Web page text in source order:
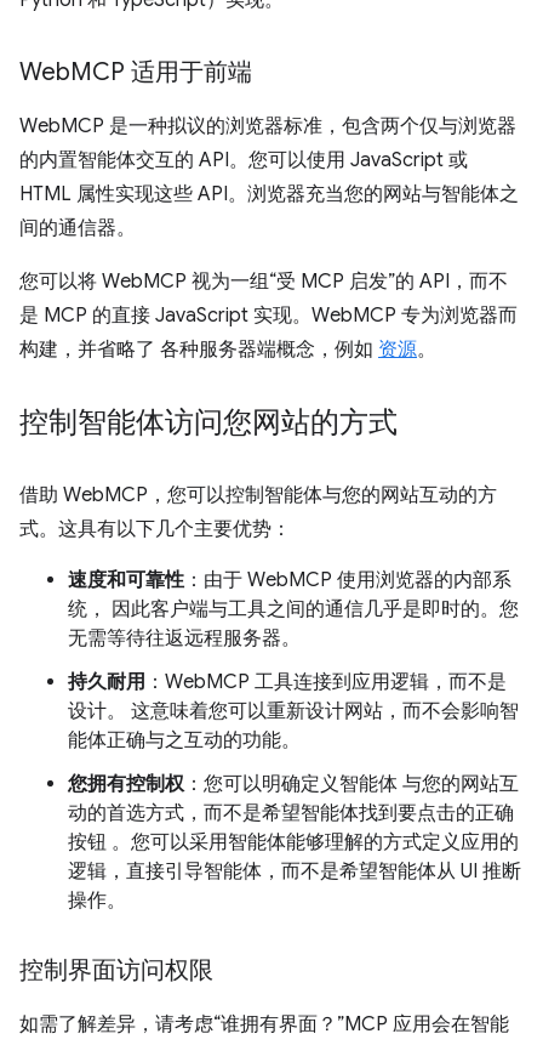
WebMCP 适用于前端
WebMCP 是一种拟议的浏览器标准，包含两个仅与浏览器
的内置智能体交互的 API。您可以使用 JavaScript 或
HTML 属性实现这些 API。浏览器充当您的网站与智能体之
间的通信器。
您可以将 WebMCP 视为一组“受 MCP 启发”的 API，而不
是 MCP 的直接 JavaScript 实现。WebMCP 专为浏览器而
构建，并省略了 各种服务器端概念，例如 资源。
控制智能体访问您网站的方式
借助 WebMCP，您可以控制智能体与您的网站互动的方
式。这具有以下几个主要优势：
速度和可靠性：由于 WebMCP 使用浏览器的内部系
统， 因此客户端与工具之间的通信几乎是即时的。您
无需等待往返远程服务器。
持久耐用 ：WebMCP 工具连接到应用逻辑，而不是
设计。 这意味着您可以重新设计网站，而不会影响智
能体正确与之互动的功能。
您拥有控制权：您可以明确定义智能体 与您的网站互
动的首选方式，而不是希望智能体找到要点击的正确
按钮 。您可以采用智能体能够理解的方式定义应用的
逻辑，直接引导智能体，而不是希望智能体从 UI 推断
操作。
控制界面访问权限
如需了解差异，请考虑“谁拥有界面？”MCP 应用会在智能